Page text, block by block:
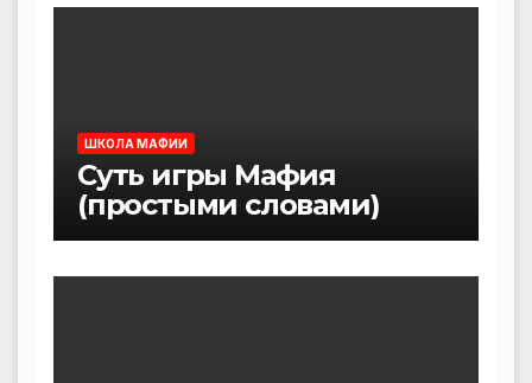
ШКОЛА МАФИИ
Суть игры Мафия
(простыми словами)